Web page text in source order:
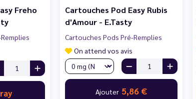
Freho
Cartouches Pod Easy Rubis
d'Amour - E.Tasty
Cartouches Pods Pré-Remplies
On attend vos avis
Ajouter 5,86 €